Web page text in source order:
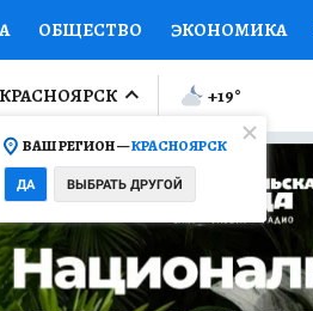
ОБЩЕСТВО ЭКОНОМИКА
ПРОИСШЕСТВИЯ
ОТКРЫВАЕМ МИР Я ЗНАЮ
СЕРИАЛЫ
КОЛЛЕКЦИИ КОНКУРСЫ
КРАСНОЯРСК
ВАШ РЕГИОН —КРАСНОЯРСК
ДА ВЫБРАТЬ ДРУГОЙ
+19°